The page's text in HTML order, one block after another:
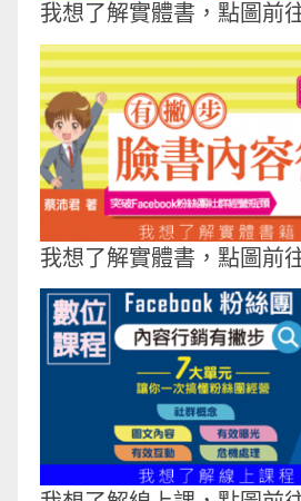
我想了解實體書，點圖前往
我想了解實體書，點圖前往